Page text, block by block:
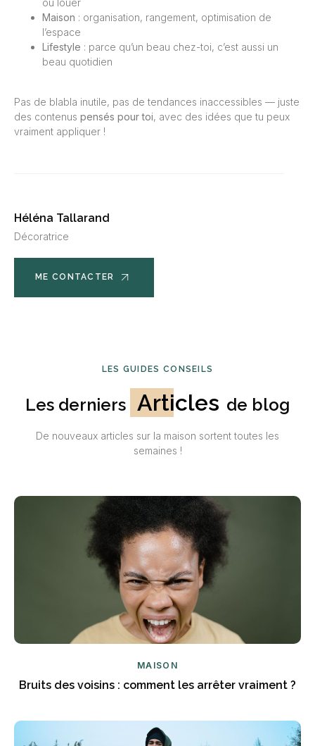
ou louer
Maison : organisation, rangement, optimisation de
l’espace
Lifestyle : parce qu’un beau chez-toi, c’est aussi un
beau quotidien
Pas de blabla inutile, pas de tendances inaccessibles — juste
des contenus pensés pour toi, avec des idées que tu peux
vraiment appliquer !
Héléna Tallarand
Décoratrice
ME CONTACTER
LES GUIDES CONSEILS
Les derniers Articles de blog
De nouveaux articles sur la maison sortent toutes les
semaines !
MAISON
Bruits des voisins : comment les arrêter vraiment ?